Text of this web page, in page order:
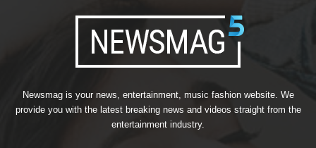
Newsmag is your news, entertainment, music fashion website. We
provide you with the latest breaking news and videos straight from the
entertainment industry.